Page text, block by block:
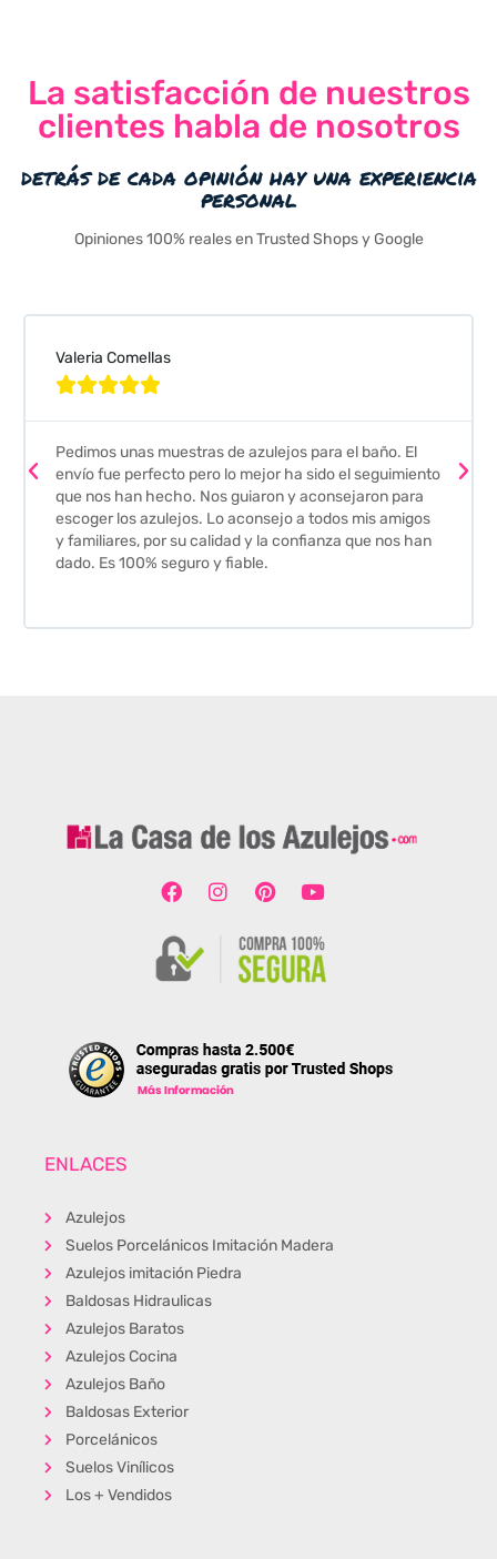
La satisfacción de nuestros
clientes habla de nosotros
detrás de cada opinión hay una experiencia
personal
Opiniones 100% reales en Trusted Shops y Google
Valeria Comellas

Pedimos unas muestras de azulejos para el baño. El
envío fue perfecto pero lo mejor ha sido el seguimiento
que nos han hecho. Nos guiaron y aconsejaron para
escoger los azulejos. Lo aconsejo a todos mis amigos
y familiares, por su calidad y la confianza que nos han
dado. Es 100% seguro y fiable.
ENLACES
Azulejos
Suelos Porcelánicos Imitación Madera
Azulejos imitación Piedra
Baldosas Hidraulicas
Azulejos Baratos
Azulejos Cocina
Azulejos Baño
Baldosas Exterior
Porcelánicos
Suelos Vinílicos
Los + Vendidos